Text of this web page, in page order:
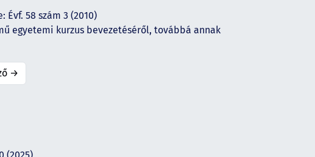
Évf. 58 szám 3 (2010)
egyetemi kurzus bevezetéséről, továbbá annak
→